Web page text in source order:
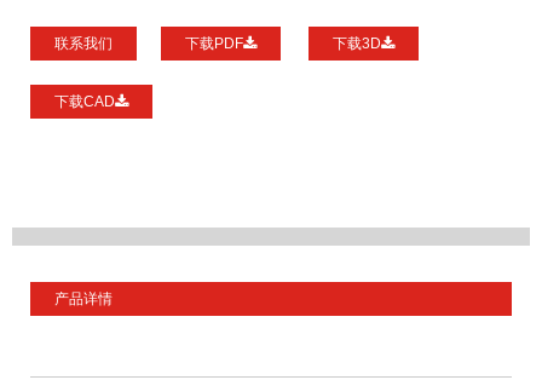
联系我们 下载PDF 下载3D
下载CAD
产品详情